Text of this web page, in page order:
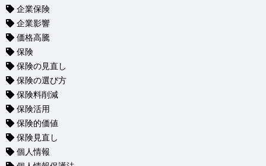
企業保険
企業影響
価格高騰
保険
保険の見直し
保険の選び方
保険料削減
保険活用
保険的価値
保険見直し
個人情報